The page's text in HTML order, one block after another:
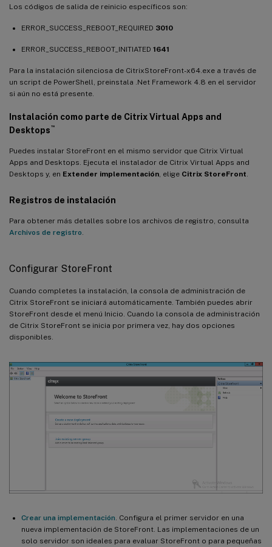
Los códigos de salida de reinicio específicos son:
ERROR_SUCCESS_REBOOT_REQUIRED 3010
ERROR_SUCCESS_REBOOT_INITIATED 1641
Para la instalación silenciosa de CitrixStoreFront-x64.exe a través de
un script de PowerShell, preinstala .Net Framework 4.8 en el servidor
si aún no está presente.
Instalación como parte de Citrix Virtual Apps and
Desktops ™
Puedes instalar StoreFront en el mismo servidor que Citrix Virtual
Apps and Desktops. Ejecuta el instalador de Citrix Virtual Apps and
Desktops y, en Extender implementación , elige Citrix StoreFront
Registros de instalación
Para obtener más detalles sobre los archivos de registro, consulta
Archivos de registro
Configurar StoreFront
Cuando completes la instalación, la consola de administración de
Citrix StoreFront se iniciará automáticamente. También puedes abrir
StoreFront desde el menú Inicio. Cuando la consola de administración
de Citrix StoreFront se inicia por primera vez, hay dos opciones
disponibles.
Crear una implementación. Configura el primer servidor en una
nueva implementación de StoreFront. Las implementaciones de un
solo servidor son ideales para evaluar StoreFront o para pequeñas